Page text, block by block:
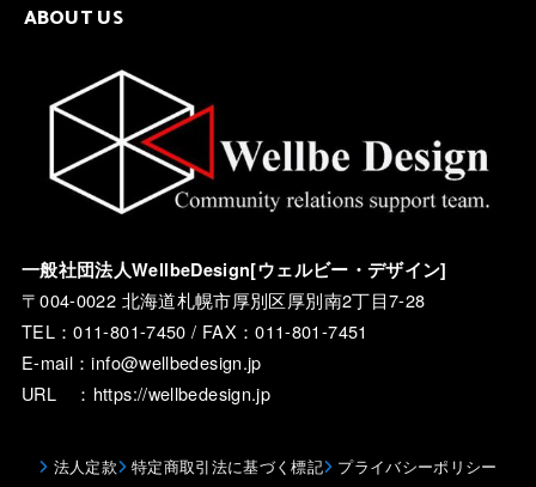
ABOUT US
一般社団法人WellbeDesign[ウェルビー・デザイン]
〒004-0022 北海道札幌市厚別区厚別南2丁目7-28
TEL：011-801-7450 / FAX：011-801-7451
E-mail：info@wellbedesign.jp
URL ：https://wellbedesign.jp
法人定款 特定商取引法に基づく標記 プライバシーポリシー